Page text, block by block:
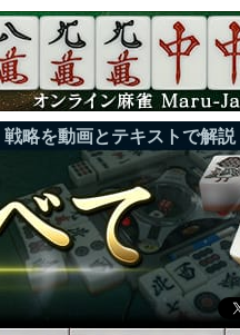
略を動画とテキストで解説